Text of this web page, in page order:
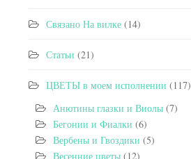
Связано На вилке (14)
Статьи (21)
ЦВЕТЫ в моем исполнении (117)
Анютины глазки и Виолы (7)
Бегонии и Фиалки (6)
Вербены и Гвоздики (5)
Весенние цветы (12)